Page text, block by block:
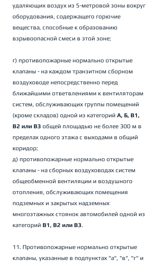
удаляющих воздух из 5-метровой зоны вокруг
оборудования, содержащего горючие
вещества, способные к образованию
взрывоопасной смеси в этой зоне;
г) противопожарные нормально открытые
клапаны - на каждом транзитном сборном
воздуховоде непосредственно перед
ближайшими ответвлениями к вентиляторам
систем, обслуживающих группы помещений
(кроме складов) одной из категорий А, Б, В1,
В2 или В3 общей площадью не более 300 м в
пределах одного этажа с выходами в общий
коридор;
д) противопожарные нормально открытые
клапаны - на сборных воздуховодах систем
общеобменной вентиляции и воздушного
отопления, обслуживающих помещения
подземных и закрытых надземных
многоэтажных стоянок автомобилей одной из
категорий В1, В2 или В3.
11. Противопожарные нормально открытые
клапаны, указанные в подпунктах "а", "в", "г" и